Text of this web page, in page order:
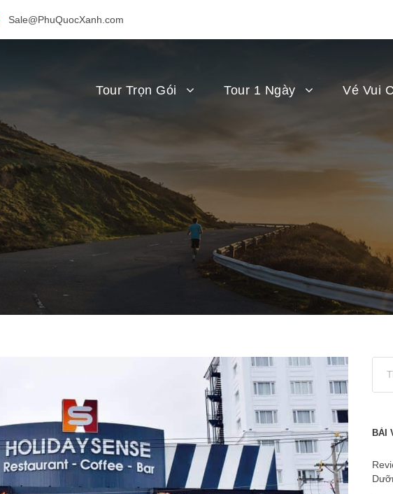
Sale@PhuQuocXanh.com
Tour Trọn Gói Tour 1 Ngày Vé Vui
BÀI